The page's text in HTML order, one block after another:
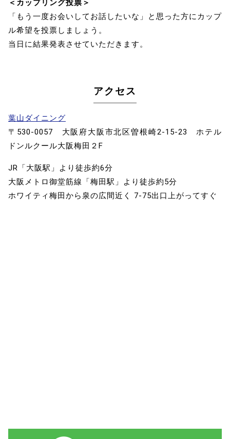
＜カップリング投票＞
「もう一度お会いしてお話したいな」と思った方にカップ
ル希望を投票しましょう。
当日に結果発表させていただきます。
アクセス
葉山ダイニング
〒530-0057 大阪府大阪市北区曽根崎2-15-23 ホテル
ドンルクール大阪梅田２F
JR「大阪駅」より徒歩約6分
大阪メトロ御堂筋線「梅田駅」より徒歩約5分
ホワイティ梅田から泉の広間近く 7-75出口上がってすぐ